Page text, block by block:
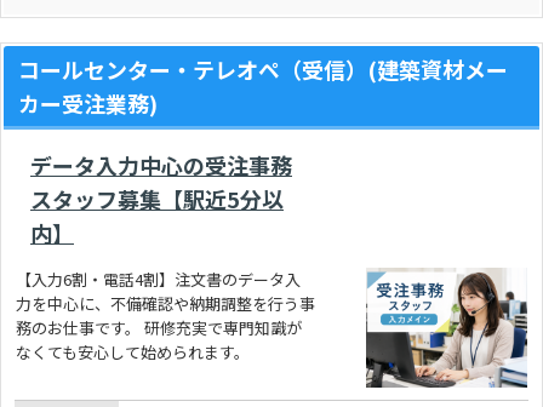
コールセンター・テレオペ（受信）(建築資材メー
カー受注業務)
データ入力中心の受注事務
スタッフ募集【駅近5分以
内】
【入力6割・電話4割】注文書のデータ入
力を中心に、不備確認や納期調整を行う事
務のお仕事です。 研修充実で専門知識が
なくても安心して始められます。